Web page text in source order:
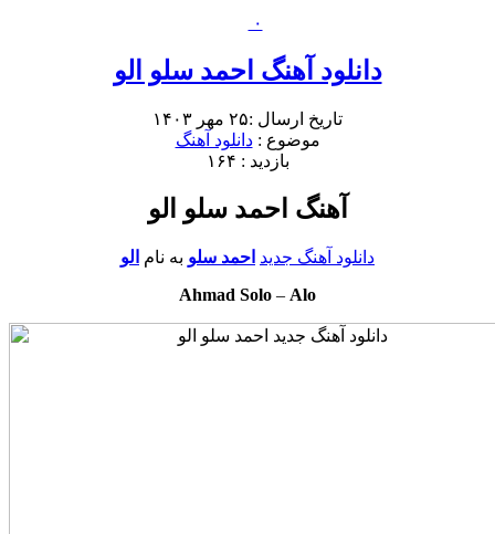
۰
دانلود آهنگ احمد سلو الو
تاریخ ارسال :۲۵ مهر ۱۴۰۳
موضوع :دانلود آهنگ
بازدید : ۱۶۴
آهنگ احمد سلو الو
دانلود آهنگ جدید احمد سلو به نام الو
Ahmad Solo – Alo